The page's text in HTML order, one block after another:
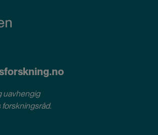
uavhengig
forskningsråd.